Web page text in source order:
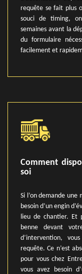
requête se fait plus
souci de timing,
semaines avant la
du formulaire
facilement et
Comment
soi
Si l’on demande une
besoin d’un engin
lieu de chantier. Et
benne devant
d’intervention,
requête. Ce n’est
pour vous chez
vous avez besoin